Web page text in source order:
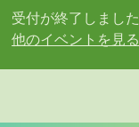
受付が終了しました
他のイベントを見る